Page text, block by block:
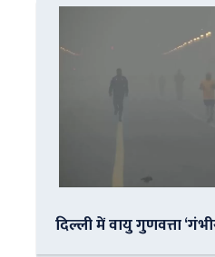
दिल्ली में वायु गुणवत्ता